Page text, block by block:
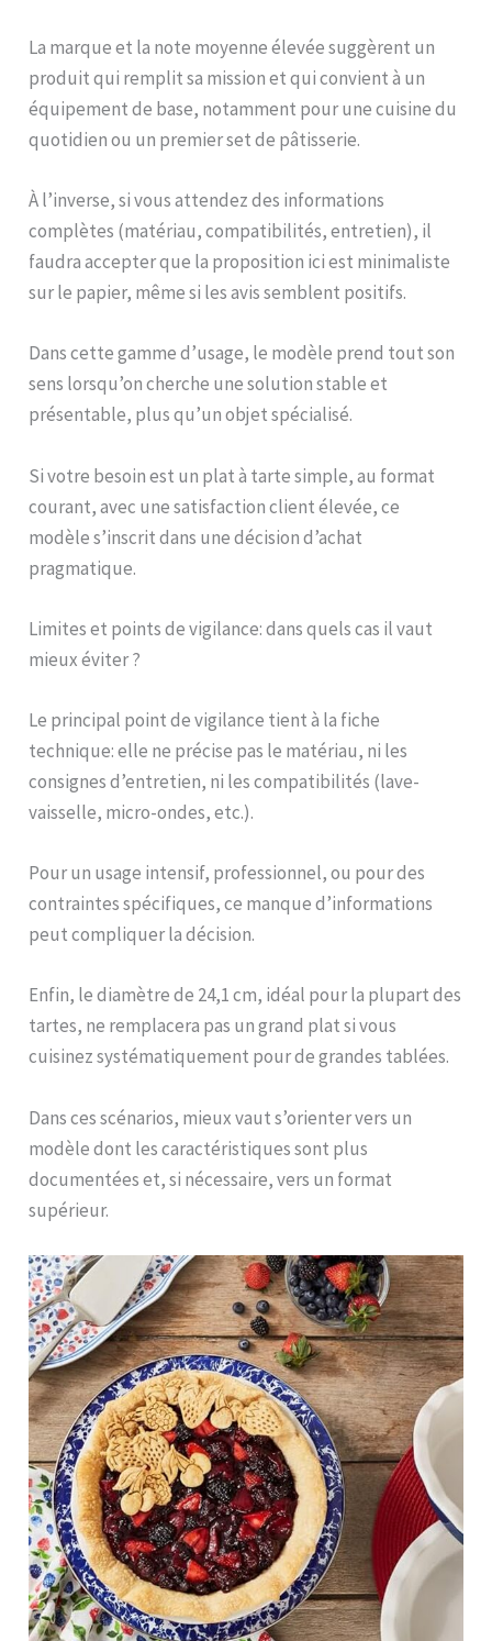
La marque et la note moyenne élevée suggèrent un
produit qui remplit sa mission et qui convient à un
équipement de base, notamment pour une cuisine du
quotidien ou un premier set de pâtisserie.
À l’inverse, si vous attendez des informations
complètes (matériau, compatibilités, entretien), il
faudra accepter que la proposition ici est minimaliste
sur le papier, même si les avis semblent positifs.
Dans cette gamme d’usage, le modèle prend tout son
sens lorsqu’on cherche une solution stable et
présentable, plus qu’un objet spécialisé.
Si votre besoin est un plat à tarte simple, au format
courant, avec une satisfaction client élevée, ce
modèle s’inscrit dans une décision d’achat
pragmatique.
Limites et points de vigilance: dans quels cas il vaut
mieux éviter ?
Le principal point de vigilance tient à la fiche
technique: elle ne précise pas le matériau, ni les
consignes d’entretien, ni les compatibilités (lave-
vaisselle, micro-ondes, etc.).
Pour un usage intensif, professionnel, ou pour des
contraintes spécifiques, ce manque d’informations
peut compliquer la décision.
Enfin, le diamètre de 24,1 cm, idéal pour la plupart des
tartes, ne remplacera pas un grand plat si vous
cuisinez systématiquement pour de grandes tablées.
Dans ces scénarios, mieux vaut s’orienter vers un
modèle dont les caractéristiques sont plus
documentées et, si nécessaire, vers un format
supérieur.